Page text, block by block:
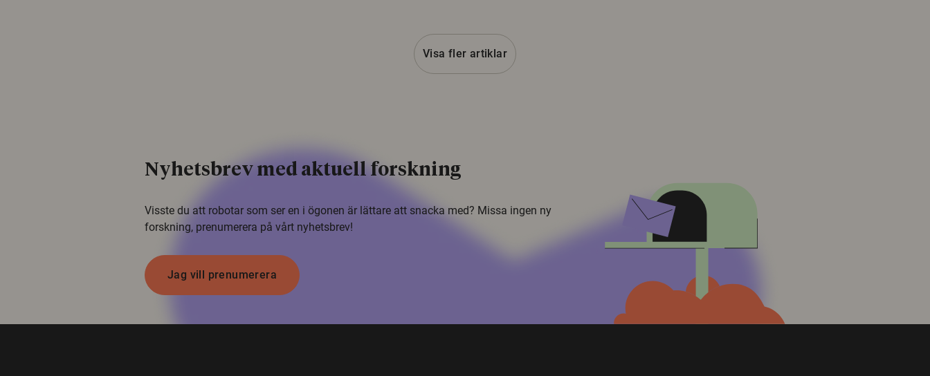
Visa fler artiklar
Nyhetsbrev med aktuell forskning
Visste du att robotar som ser en i ögonen är lättare att snacka med? Missa ingen ny
forskning, prenumerera på vårt nyhetsbrev!
Jag vill prenumerera